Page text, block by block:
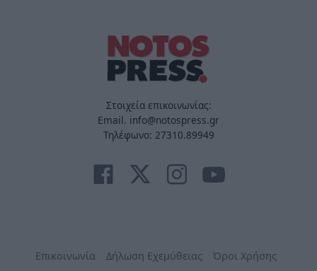
Στοιχεία επικοινωνίας:
Email. info@notospress.gr
Τηλέφωνο: 27310.89949
Επικοινωνία Δήλωση Εχεμύθειας Όροι Χρήσης